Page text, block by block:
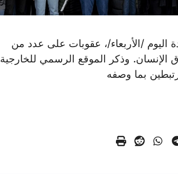
اليوم /الأربعاء/، عقوبات على عدد من
الإنسان. وذكر الموقع الرسمي للخارجية